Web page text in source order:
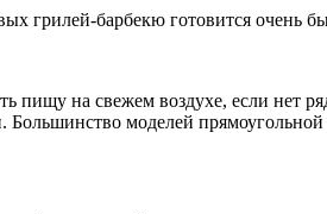
грилей-барбекю готовится очень
пищу на свежем воздухе, если нет
Большинство моделей